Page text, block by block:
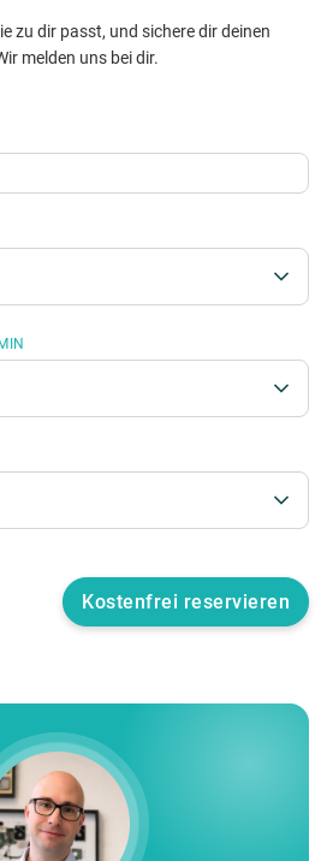
zu dir passt, und sichere dir deinen
melden uns bei dir.